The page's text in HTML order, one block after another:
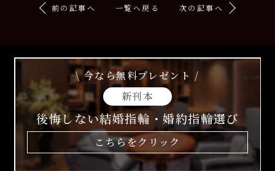
前の記事へ 一覧へ戻る 次の記事へ
\ 今なら無料プレゼント /
新刊本
後悔しない結婚指輪・婚約指輪選び
こちらをクリック